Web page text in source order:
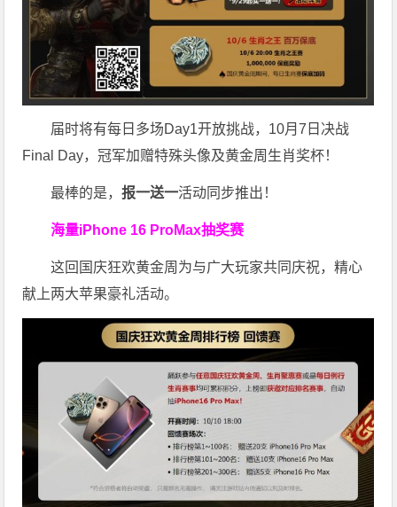
届时将有每日多场Day1开放挑战，10月7日决战
Final Day，冠军加赠特殊头像及黄金周生肖奖杯！
最棒的是，报一送一活动同步推出！
海量iPhone 16 ProMax抽奖赛
这回国庆狂欢黄金周为与广大玩家共同庆祝，精心
献上两大苹果豪礼活动。